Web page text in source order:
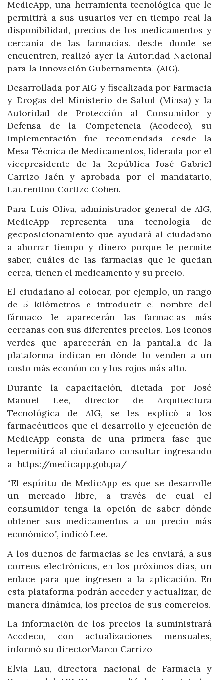
MedicApp, una herramienta tecnológica que le
permitirá a sus usuarios ver en tiempo real la
disponibilidad, precios de los medicamentos y
cercanía de las farmacias, desde donde se
encuentren, realizó ayer la Autoridad Nacional
para la Innovación Gubernamental (AIG).
Desarrollada por AIG y fiscalizada por Farmacia
y Drogas del Ministerio de Salud (Minsa) y la
Autoridad de Protección al Consumidor y
Defensa de la Competencia (Acodeco), su
implementación fue recomendada desde la
Mesa Técnica de Medicamentos, liderada por el
vicepresidente de la República José Gabriel
Carrizo Jaén y aprobada por el mandatario,
Laurentino Cortizo Cohen.
Para Luis Oliva, administrador general de AIG,
MedicApp representa una tecnología de
geoposicionamiento que ayudará al ciudadano
a ahorrar tiempo y dinero porque le permite
saber, cuáles de las farmacias que le quedan
cerca, tienen el medicamento y su precio.
El ciudadano al colocar, por ejemplo, un rango
de 5 kilómetros e introducir el nombre del
fármaco le aparecerán las farmacias más
cercanas con sus diferentes precios. Los iconos
verdes que aparecerán en la pantalla de la
plataforma indican en dónde lo venden a un
costo más económico y los rojos más alto.
Durante la capacitación, dictada por José
Manuel Lee, director de Arquitectura
Tecnológica de AIG, se les explicó a los
farmacéuticos que el desarrollo y ejecución de
MedicApp consta de una primera fase que
lepermitirá al ciudadano consultar ingresando
a https://medicapp.gob.pa/
“El espíritu de MedicApp es que se desarrolle
un mercado libre, a través de cual el
consumidor tenga la opción de saber dónde
obtener sus medicamentos a un precio más
económico”, indicó Lee.
A los dueños de farmacias se les enviará, a sus
correos electrónicos, en los próximos días, un
enlace para que ingresen a la aplicación. En
esta plataforma podrán acceder y actualizar, de
manera dinámica, los precios de sus comercios.
La información de los precios la suministrará
Acodeco, con actualizaciones mensuales,
informó su directorMarco Carrizo.
Elvia Lau, directora nacional de Farmacia y